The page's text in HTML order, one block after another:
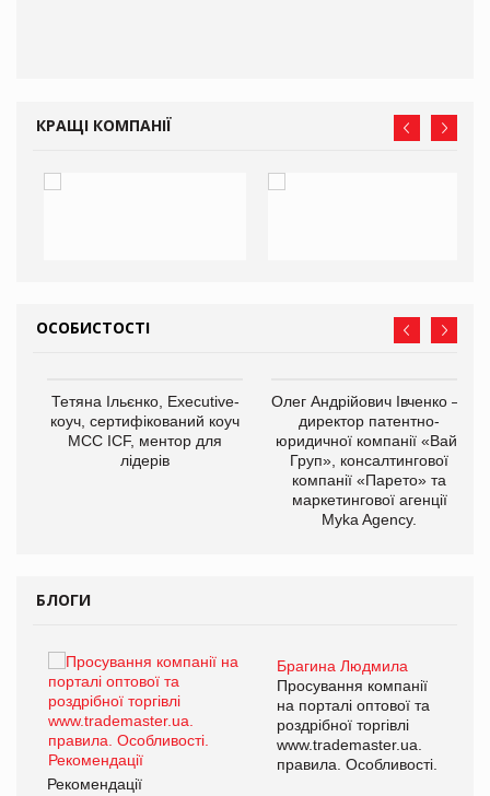
КРАЩІ КОМПАНІЇ
ОСОБИСТОСТІ
Тетяна Ільєнко, Executive-
коуч, сертифікований коуч
МСС ICF, ментор для
лідерів
Олег Андрійович Івченко —
директор патентно-
юридичної компанії «Вайз
Груп», консалтингової
компанії «Парето» та
маркетингової агенції
Myka Agency.
БЛОГИ
Брагина Людмила
Просування компанії
на порталі оптової та
роздрібної торгівлі
www.trademaster.ua.
правила. Особливості.
Рекомендації